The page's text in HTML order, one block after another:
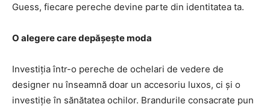
Guess, fiecare pereche devine parte din identitatea ta.
O alegere care depășește moda
Investiția într-o pereche de ochelari de vedere de
designer nu înseamnă doar un accesoriu luxos, ci și o
investiție în sănătatea ochilor. Brandurile consacrate pun